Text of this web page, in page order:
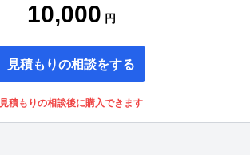
10,000 円
見積もりの相談をする
見積もりの相談後に購入できます